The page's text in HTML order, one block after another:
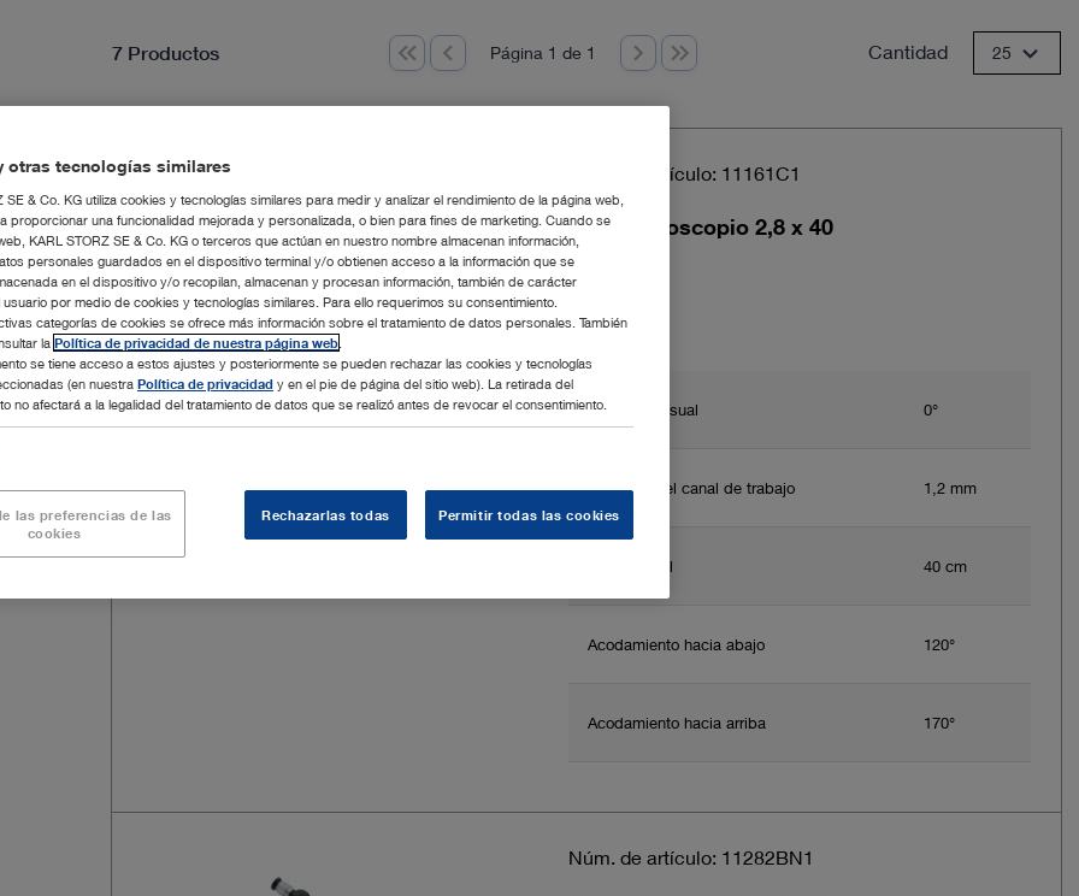
7 Productos Página 1 de 1 Cantidad 25
Núm. de artículo: 11161C1
Neurofibroscopio 2,8 x 40
Dirección visual 0°
Diámetro del canal de trabajo 1,2 mm
Longitud útil 40 cm
Acodamiento hacia abajo 120°
Acodamiento hacia arriba 170°
Núm. de artículo: 11282BN1
otras tecnologías similares
SE & Co. KG utiliza cookies y tecnologías similares para medir y analizar el rendimiento de la página web,
proporcionar una funcionalidad mejorada y personalizada, o bien para fines de marketing. Cuando se
KARL STORZ SE & Co. KG o terceros que actúan en nuestro nombre almacenan información,
personales guardados en el dispositivo terminal y/o obtienen acceso a la información que se
en el dispositivo y/o recopilan, almacenan y procesan información, también de carácter
por medio de cookies y tecnologías similares. Para ello requerimos su consentimiento.
categorías de cookies se ofrece más información sobre el tratamiento de datos personales. También
la Política de privacidad de nuestra página web
se tiene acceso a estos ajustes y posteriormente se pueden rechazar las cookies y tecnologías
(en nuestra Política de privacidad y en el pie de página del sitio web). La retirada del
no afectará a la legalidad del tratamiento de datos que se realizó antes de revocar el consentimiento.
las preferencias de las
cookies
Rechazarlas todas Permitir todas las cookies